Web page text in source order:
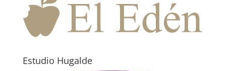
Estudio Hugalde